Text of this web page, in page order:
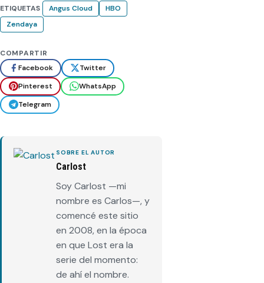
o
r
a
a
d
a
y
(
u
e
B
e
ETIQUETAS Angus Cloud
HBO
Zendaya
COMPARTIR
Facebook
Twitter
Pinterest
WhatsApp
Telegram
SOBRE EL AUTOR
Carlost
Soy Carlost —mi
nombre es Carlos—, y
comencé este sitio
en 2008, en la época
en que Lost era la
serie del momento:
de ahí el nombre.